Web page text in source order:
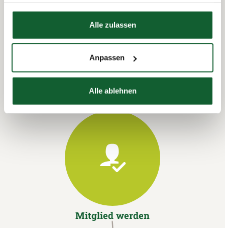
Datenschutzerklärung
Hier finden Sie unser
Alle zulassen
Anpassen
Alle ablehnen
Termin vereinbaren
Mitglied werden